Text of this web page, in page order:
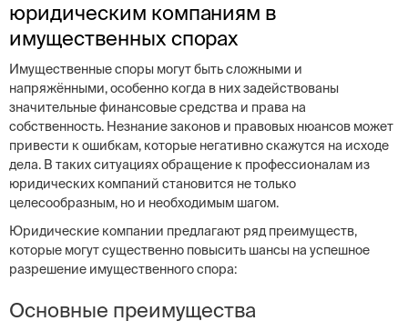
юридическим компаниям в
имущественных спорах
Имущественные споры могут быть сложными и
напряжёнными, особенно когда в них задействованы
значительные финансовые средства и права на
собственность. Незнание законов и правовых нюансов может
привести к ошибкам, которые негативно скажутся на исходе
дела. В таких ситуациях обращение к профессионалам из
юридических компаний становится не только
целесообразным, но и необходимым шагом.
Юридические компании предлагают ряд преимуществ,
которые могут существенно повысить шансы на успешное
разрешение имущественного спора:
Основные преимущества